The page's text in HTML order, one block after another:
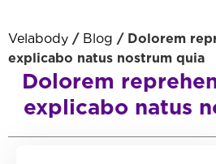
Velabody / Blog / Dolorem
explicabo natus nostrum quia
Dolorem
explicabo natus